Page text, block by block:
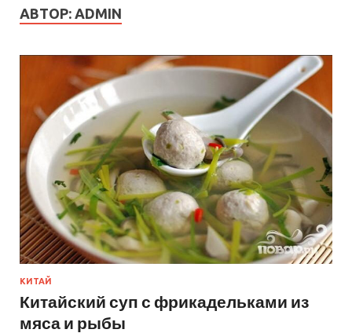
АВТОР: ADMIN
КИТАЙ
Китайский суп с фрикадельками из
мяса и рыбы